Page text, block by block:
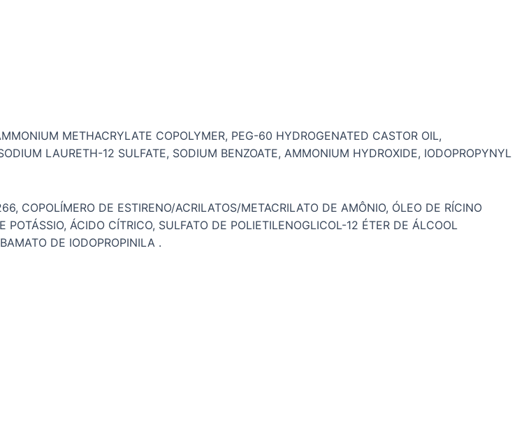
METHACRYLATE COPOLYMER, PEG-60 HYDROGENATED CASTOR OIL,
LAURETH-12 SULFATE, SODIUM BENZOATE, AMMONIUM HYDROXIDE, IODOPROPYNYL
COPOLÍMERO DE ESTIRENO/ACRILATOS/METACRILATO DE AMÔNIO, ÓLEO DE RÍCINO
ÁCIDO CÍTRICO, SULFATO DE POLIETILENOGLICOL-12 ÉTER DE ÁLCOOL
DE IODOPROPINILA .